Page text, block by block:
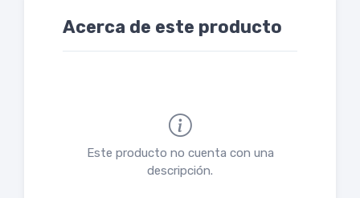
Acerca de este producto
Este producto no cuenta con una
descripción.